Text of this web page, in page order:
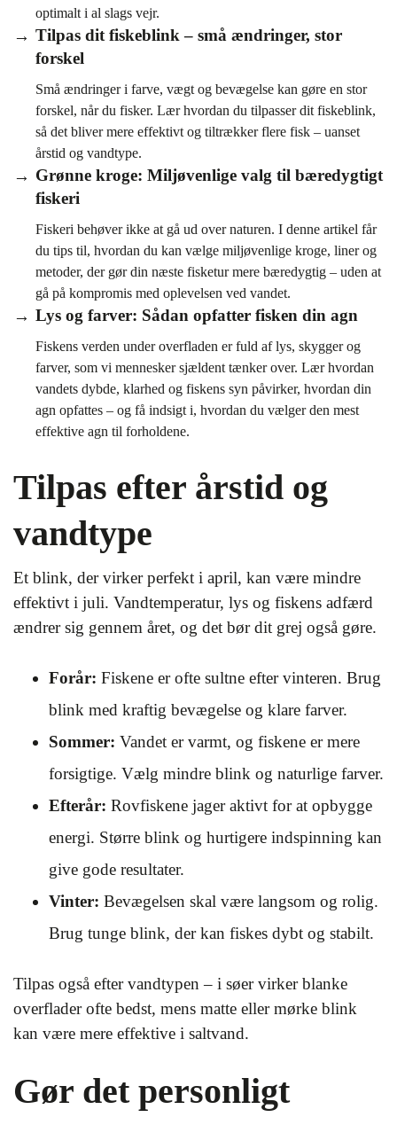
optimalt i al slags vejr.
Tilpas dit fiskeblink – små ændringer, stor
forskel
Små ændringer i farve, vægt og bevægelse kan gøre en stor
forskel, når du fisker. Lær hvordan du tilpasser dit fiskeblink,
så det bliver mere effektivt og tiltrækker flere fisk – uanset
årstid og vandtype.
Grønne kroge: Miljøvenlige valg til bæredygtigt
fiskeri
Fiskeri behøver ikke at gå ud over naturen. I denne artikel får
du tips til, hvordan du kan vælge miljøvenlige kroge, liner og
metoder, der gør din næste fisketur mere bæredygtig – uden at
gå på kompromis med oplevelsen ved vandet.
Lys og farver: Sådan opfatter fisken din agn
Fiskens verden under overfladen er fuld af lys, skygger og
farver, som vi mennesker sjældent tænker over. Lær hvordan
vandets dybde, klarhed og fiskens syn påvirker, hvordan din
agn opfattes – og få indsigt i, hvordan du vælger den mest
effektive agn til forholdene.
Tilpas efter årstid og
vandtype
Et blink, der virker perfekt i april, kan være mindre
effektivt i juli. Vandtemperatur, lys og fiskens adfærd
ændrer sig gennem året, og det bør dit grej også gøre.
Forår: Fiskene er ofte sultne efter vinteren. Brug
blink med kraftig bevægelse og klare farver.
Sommer: Vandet er varmt, og fiskene er mere
forsigtige. Vælg mindre blink og naturlige farver.
Efterår: Rovfiskene jager aktivt for at opbygge
energi. Større blink og hurtigere indspinning kan
give gode resultater.
Vinter: Bevægelsen skal være langsom og rolig.
Brug tunge blink, der kan fiskes dybt og stabilt.
Tilpas også efter vandtypen – i søer virker blanke
overflader ofte bedst, mens matte eller mørke blink
kan være mere effektive i saltvand.
Gør det personligt